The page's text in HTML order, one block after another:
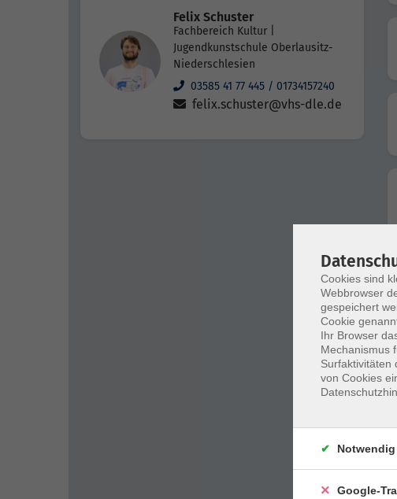
Felix Schuster
Fachbereich Kultur |
Jugendkunstschule Oberlausitz-
Niederschlesien
03585 41 77 445 / 01734157240
felix.schuster@vhs-dle.de
Cookies sind
Webbrowser
gespeichert
Cookie
Ihr Browser
Mechanismus
Surfaktivitäten
von Cookies
Notwendig
Google-